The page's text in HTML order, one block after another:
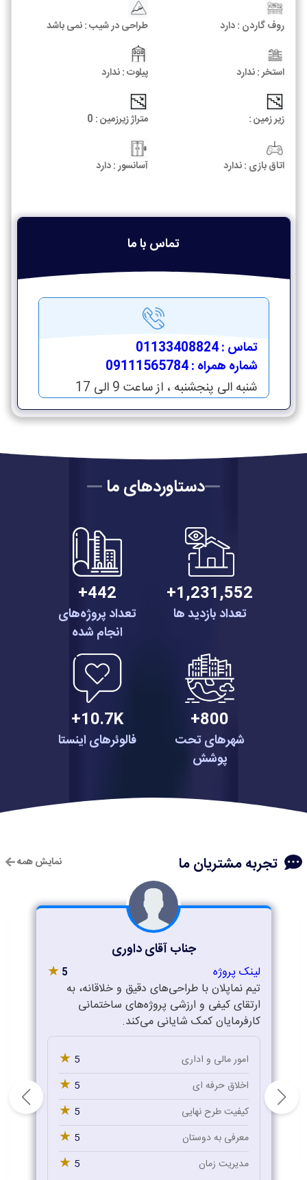
روف گاردن :دارد طراحی در شیب :نمی باشد
استخر :ندارد پیلوت :ندارد
زیر زمین : متراژ زیرزمین : 0
اتاق بازی :ندارد آسانسور :دارد
تماس با ما
تماس : 01133408824
شماره همراه : 09111565784
شنبه الی پنجشنبه ، از ساعت 9 الی 17
دستاوردهای ما
1,231,552+
تعداد بازدید ها
442+
تعداد پروژه‌های
انجام شده
800+
شهرهای تحت
پوشش
10.7K+
فالوئرهای اینستا
تجربه مشتریان ما نمایش همه
جناب آقای داوری
لینک پروژه 5
★
تیم نماپلان با طراحی‌های دقیق و خلاقانه، به
ارتقای کیفی و ارزشی پروژه‌های ساختمانی
کارفرمایان کمک شایانی می‌کند.
امور مالی و اداری 5
★
اخلاق حرفه ای 5
★
کیفیت طرح نهایی 5
★
معرفی به دوستان 5
★
مدیریت زمان 5
★